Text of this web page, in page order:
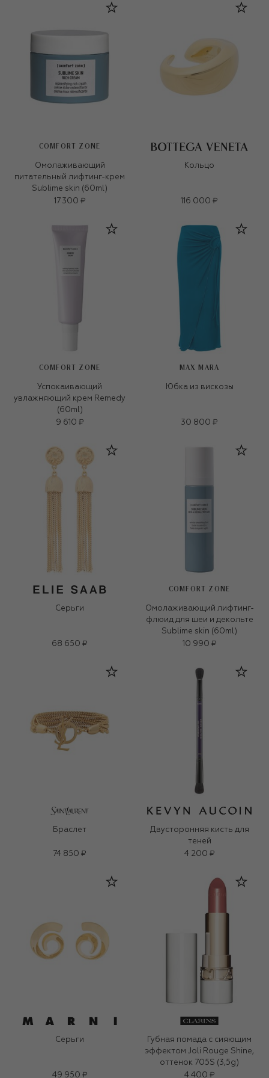
COMFORT ZONE
Омолаживающий
питательный лифтинг-крем
Sublime skin (60ml)
17 300 ₽
Кольцо
116 000 ₽
COMFORT ZONE
Успокаивающий
увлажняющий крем Remedy
(60ml)
9 610 ₽
MAX MARA
Юбка из вискозы
30 800 ₽
Серьги
68 650 ₽
COMFORT ZONE
Омолаживающий лифтинг-
флюид для шеи и декольте
Sublime skin (60ml)
10 990 ₽
Браслет
74 850 ₽
Двусторонняя кисть для
теней
4 200 ₽
Серьги
49 950 ₽
Губная помада с сияющим
эффектом Joli Rouge Shine,
оттенок 705S (3,5g)
4 400 ₽